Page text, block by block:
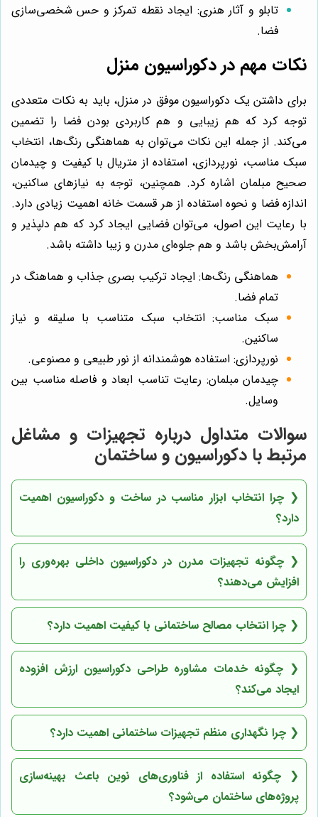
تابلو و آثار هنری: ایجاد نقطه تمرکز و حس شخصی‌سازی
فضا.
نکات مهم در دکوراسیون منزل
برای داشتن یک دکوراسیون موفق در منزل، باید به نکات متعددی
توجه کرد که هم زیبایی و هم کاربردی بودن فضا را تضمین
می‌کند. از جمله این نکات می‌توان به هماهنگی رنگ‌ها، انتخاب
سبک مناسب، نورپردازی، استفاده از متریال با کیفیت و چیدمان
صحیح مبلمان اشاره کرد. همچنین، توجه به نیازهای ساکنین،
اندازه فضا و نحوه استفاده از هر قسمت خانه اهمیت زیادی دارد.
با رعایت این اصول، می‌توان فضایی ایجاد کرد که هم دلپذیر و
آرامش‌بخش باشد و هم جلوه‌ای مدرن و زیبا داشته باشد.
هماهنگی رنگ‌ها: ایجاد ترکیب بصری جذاب و هماهنگ در
تمام فضا.
سبک مناسب: انتخاب سبک متناسب با سلیقه و نیاز
ساکنین.
نورپردازی: استفاده هوشمندانه از نور طبیعی و مصنوعی.
چیدمان مبلمان: رعایت تناسب ابعاد و فاصله مناسب بین
وسایل.
سوالات متداول درباره تجهیزات و مشاغل
مرتبط با دکوراسیون و ساختمان
❮ چرا انتخاب ابزار مناسب در ساخت و دکوراسیون اهمیت
دارد؟
❮ چگونه تجهیزات مدرن در دکوراسیون داخلی بهره‌وری را
افزایش می‌دهند؟
❮ چرا انتخاب مصالح ساختمانی با کیفیت اهمیت دارد؟
❮ چگونه خدمات مشاوره طراحی دکوراسیون ارزش افزوده
ایجاد می‌کند؟
❮ چرا نگهداری منظم تجهیزات ساختمانی اهمیت دارد؟
❮ چگونه استفاده از فناوری‌های نوین باعث بهینه‌سازی
پروژه‌های ساختمان می‌شود؟